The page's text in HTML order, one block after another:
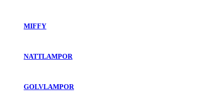
MIFFY
NATTLAMPOR
GOLVLAMPOR